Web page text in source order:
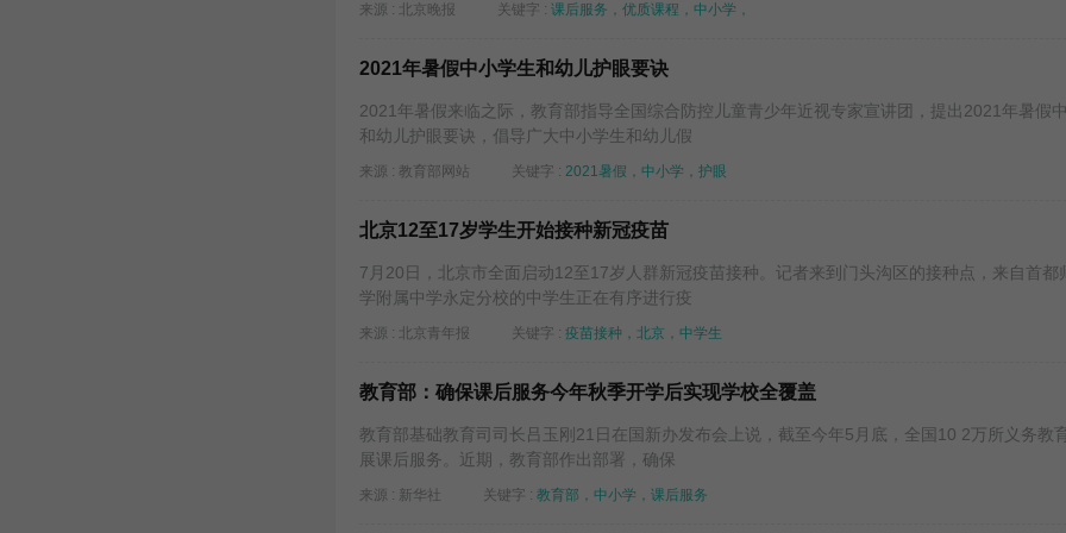
来源 : ​北京晚报 关键字 : 课后服务，优质课程，中小学，
2021年暑假中小学生和幼儿护眼要诀
2021年暑假来临之际，教育部指导全国综合防控儿童青少年近视专家宣讲团，提出2021年暑假
和幼儿护眼要诀，倡导广大中小学生和幼儿假
来源 : 教育部网站 关键字 : 2021暑假，中小学，护眼
北京12至17岁学生开始接种新冠疫苗
7月20日，北京市全面启动12至17岁人群新冠疫苗接种。记者来到门头沟区的接种点，来自首都
学附属中学永定分校的中学生正在有序进行疫
来源 : 北京青年报 关键字 : 疫苗接种，北京，中学生
教育部：确保课后服务今年秋季开学后实现学校全覆盖
教育部基础教育司司长吕玉刚21日在国新办发布会上说，截至今年5月底，全国10 2万所义务教
展课后服务。近期，教育部作出部署，确保
来源 : 新华社 关键字 : 教育部，中小学，课后服务